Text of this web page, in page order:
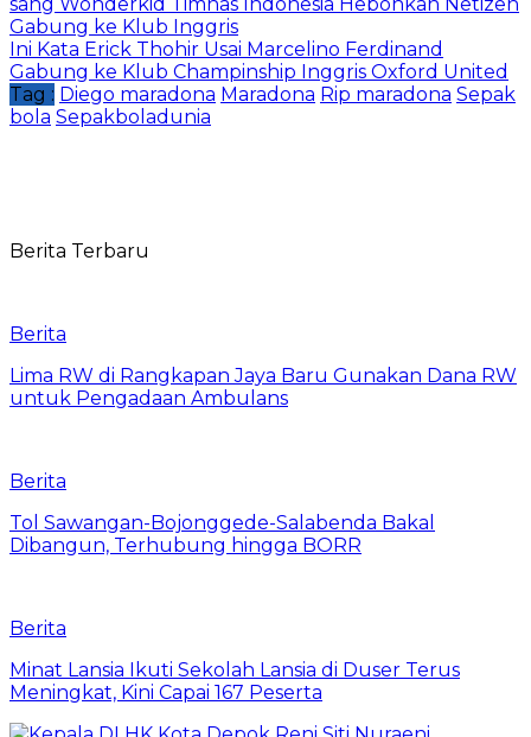
Gabung ke Klub Inggris
Ini Kata Erick Thohir Usai Marcelino Ferdinand
Gabung ke Klub Champinship Inggris Oxford United
Tag : Diego maradona Maradona Rip maradona Sepak
bola Sepakboladunia
Berita Terbaru
Berita
Lima RW di Rangkapan Jaya Baru Gunakan Dana RW
untuk Pengadaan Ambulans
Berita
Tol Sawangan-Bojonggede-Salabenda Bakal
Dibangun, Terhubung hingga BORR
Berita
Minat Lansia Ikuti Sekolah Lansia di Duser Terus
Meningkat, Kini Capai 167 Peserta